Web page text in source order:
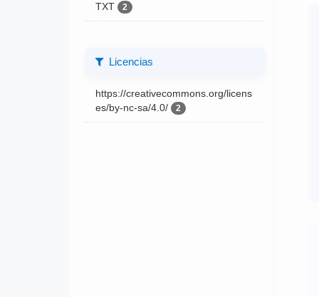
TXT 2
Licencias
https://creativecommons.org/licens
es/by-nc-sa/4.0/
2